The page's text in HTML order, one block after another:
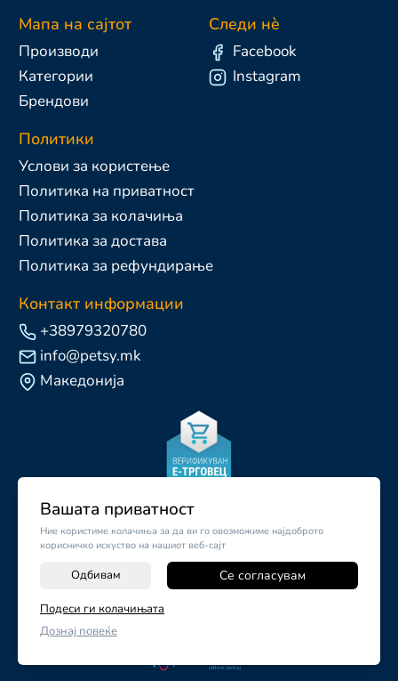
Вашата приватност
Ние користиме колачиња за да ви го овозможиме најдоброто
корисничко искуство на нашиот веб-сајт
Одбивам Се согласувам
Подеси ги колачињата
Дознај повеќе
+
Мапа на сајтот
Производи
Категории
Брендови
Политики
Услови за користење
Политика на приватност
Политика за колачиња
Политика за достава
Политика за рефундирање
Контакт информации
+38979320780
info@petsy.mk
Македонија
Следи нè
Facebook
Instagram
©2026
Поставки за колачиња